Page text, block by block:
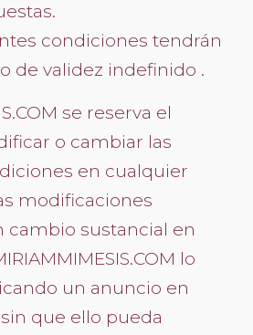
condiciones tendrán
de validez indefinido .
se reserva el
o cambiar las
en cualquier
modificaciones
cambio sustancial en
lo
un anuncio en
que ello pueda